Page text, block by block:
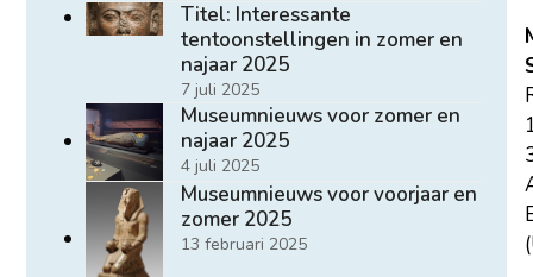
Titel: Interessante
tentoonstellingen in zomer en
najaar 2025
7 juli 2025
Museumnieuws voor zomer en
najaar 2025
4 juli 2025
Museumnieuws voor voorjaar en
zomer 2025
13 februari 2025